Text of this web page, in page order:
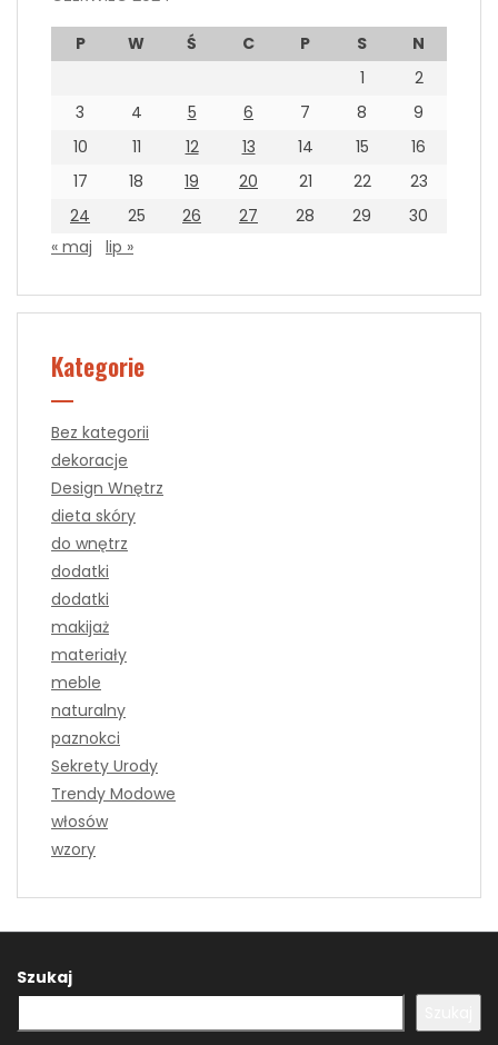
P W Ś C P S
N
1
2
3
4 5 6 7 8
9
10
11 12 13 14 15
16
17
18 19 20 21 22
23
24
25 26 27 28 29
30
« maj
lip »
Kategorie
Bez kategorii
dekoracje
Design Wnętrz
dieta skóry
do wnętrz
dodatki
dodatki
makijaż
materiały
meble
naturalny
paznokci
Sekrety Urody
Trendy Modowe
włosów
wzory
Szukaj